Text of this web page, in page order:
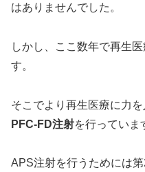
はありませんでした。
しかし、ここ数年で再生
す。
そこでより再生医療に力
PFC-FD注射を行っていま
APS注射を行うためには